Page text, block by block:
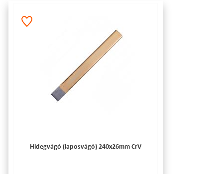
Hidegvágó (laposvágó) 240x26mm CrV